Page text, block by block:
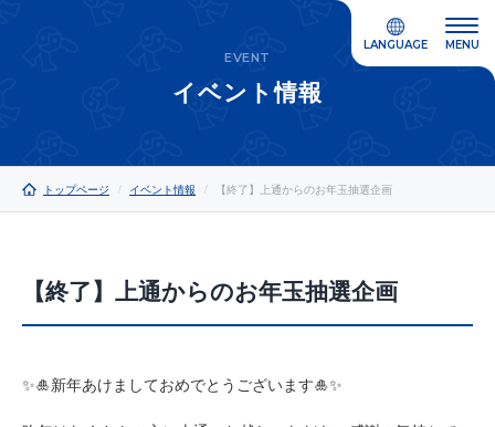
LANGUAGE MENU
EVENT
イベント情報
トップページ イベント情報 【終了】上通からのお年玉抽選企画
【終了】上通からのお年玉抽選企画
✨🎍新年あけましておめでとうございます🎍✨